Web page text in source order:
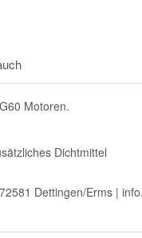
Motoren.
Dichtmittel
Dettingen/Erms |